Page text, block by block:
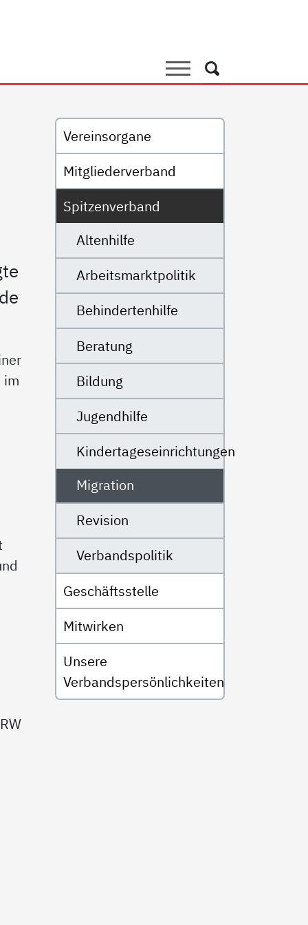
Suche
Suche
im
Untermenü
Vereinsorgane
Mitgliederverband
Spitzenverband
Altenhilfe
Arbeitsmarktpolitik
Behindertenhilfe
Beratung
Bildung
Jugendhilfe
Kindertageseinrichtungen
Migration
Revision
Verbandspolitik
Geschäftsstelle
Mitwirken
Unsere
Verbandspersönlichkeiten